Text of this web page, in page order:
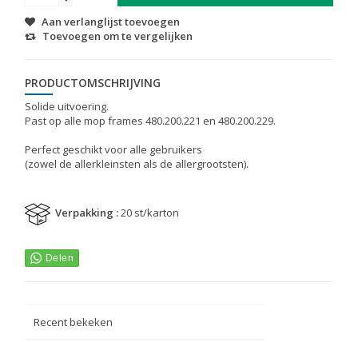
Aan verlanglijst toevoegen
Toevoegen om te vergelijken
PRODUCTOMSCHRIJVING
Solide uitvoering.
Past op alle mop frames 480.200.221 en 480.200.229.
Perfect geschikt voor alle gebruikers
(zowel de allerkleinsten als de allergrootsten).
Verpakking :20 st/karton
Recent bekeken